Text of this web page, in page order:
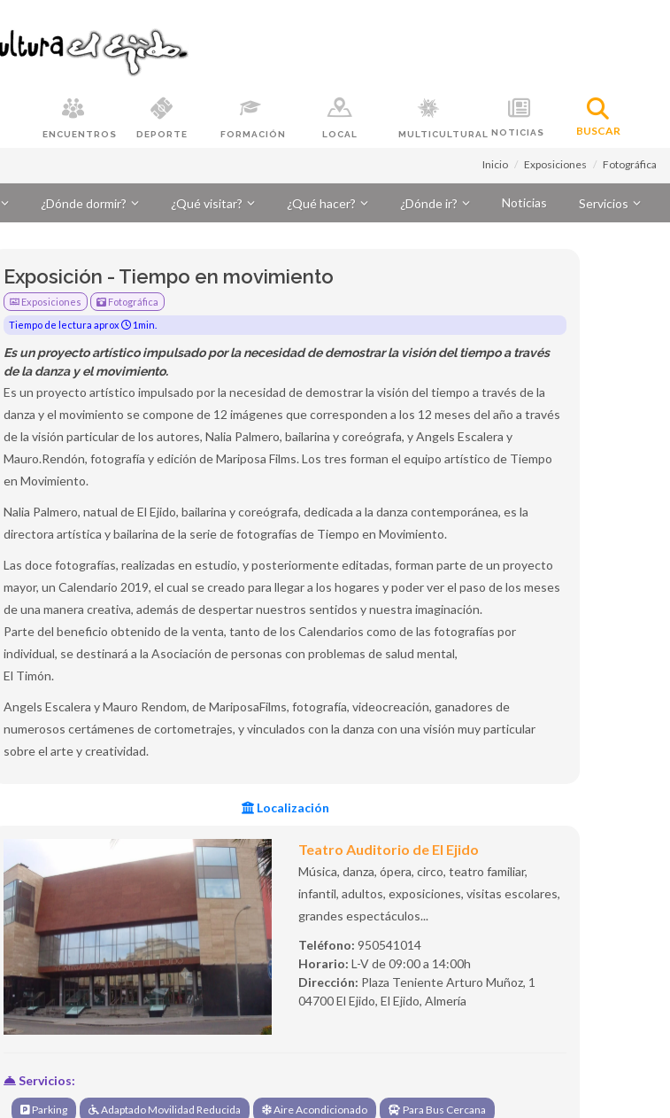
ENCUENTROS DEPORTE FORMACIÓN LOCAL MULTICULTURAL NOTICIAS BUSCAR
Inicio Exposiciones Fotográfica
¿Dónde dormir? ¿Qué visitar? ¿Qué hacer? ¿Dónde ir? Noticias Servicios
Exposición - Tiempo en movimiento
Exposiciones
Fotográfica
Tiempo de lectura aprox
1min.
Es un proyecto artístico impulsado por la necesidad de demostrar la visión del tiempo a través
de la danza y el movimiento.
Es un proyecto artístico impulsado por la necesidad de demostrar la visión del tiempo a través de la
danza y el movimiento se compone de 12 imágenes que corresponden a los 12 meses del año a través
de la visión particular de los autores, Nalia Palmero, bailarina y coreógrafa, y Angels Escalera y
Mauro.Rendón, fotografía y edición de Mariposa Films. Los tres forman el equipo artístico de Tiempo
en Movimiento.
Nalia Palmero, natual de El Ejido, bailarina y coreógrafa, dedicada a la danza contemporánea, es la
directora artística y bailarina de la serie de fotografías de Tiempo en Movimiento.
Las doce fotografías, realizadas en estudio, y posteriormente editadas, forman parte de un proyecto
mayor, un Calendario 2019, el cual se creado para llegar a los hogares y poder ver el paso de los meses
de una manera creativa, además de despertar nuestros sentidos y nuestra imaginación.
Parte del beneficio obtenido de la venta, tanto de los Calendarios como de las fotografías por
individual, se destinará a la Asociación de personas con problemas de salud mental,
El Timón.
Angels Escalera y Mauro Rendom, de MariposaFilms, fotografía, videocreación, ganadores de
numerosos certámenes de cortometrajes, y vinculados con la danza con una visión muy particular
sobre el arte y creatividad.
Localización
Teatro Auditorio de El Ejido
Música, danza, ópera, circo, teatro familiar,
infantil, adultos, exposiciones, visitas escolares,
grandes espectáculos...
Teléfono:950541014
Horario:L-V de 09:00 a 14:00h
Dirección: Plaza Teniente Arturo Muñoz, 1
04700 El Ejido, El Ejido, Almería
Servicios:
Parking Adaptado Movilidad Reducida Aire Acondicionado Para Bus Cercana